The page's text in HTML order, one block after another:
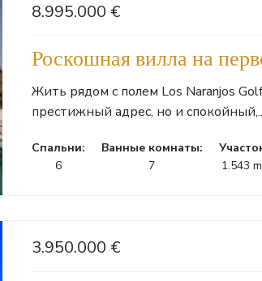
8.995.000 €
Роскошная вилла на
Жить рядом с полем Los Naranjos
престижный адрес, но и
Cпальни:
6
Ванные комнаты:
7
1.543
3.950.000 €